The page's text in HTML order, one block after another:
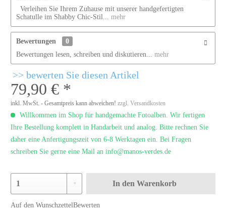
Verleihen Sie Ihrem Zuhause mit unserer handgefertigten
Schatulle im Shabby Chic-Stil...
mehr
Bewertungen
0
Bewertungen lesen, schreiben und diskutieren...
mehr
bewerten Sie diesen Artikel
79,90 € *
inkl. MwSt. - Gesamtpreis kann abweichen!zzgl. Versandkosten
Willkommen im Shop für handgemachte Fotoalben. Wir fertigen
Ihre Bestellung komplett in Handarbeit und analog. Bitte rechnen Sie
daher eine Anfertigungszeit von 6-8 Werktagen ein. Bei Fragen
schreiben Sie gerne eine Mail an info@manos-verdes.de
In den Warenkorb
Auf den WunschzettelBewerten